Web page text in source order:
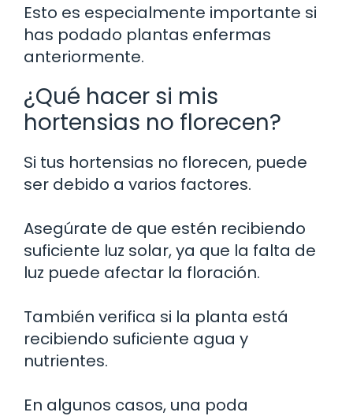
Esto es especialmente importante si
has podado plantas enfermas
anteriormente.
¿Qué hacer si mis
hortensias no florecen?
Si tus hortensias no florecen, puede
ser debido a varios factores.
Asegúrate de que estén recibiendo
suficiente luz solar, ya que la falta de
luz puede afectar la floración.
También verifica si la planta está
recibiendo suficiente agua y
nutrientes.
En algunos casos, una poda